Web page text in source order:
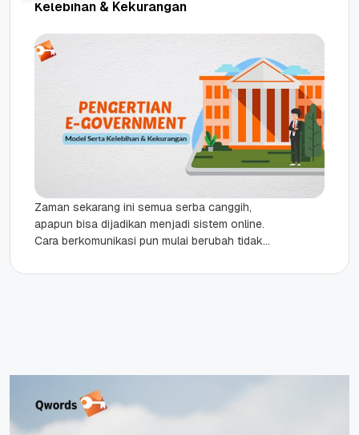
Kelebihan & Kekurangan
Zaman sekarang ini semua serba canggih,
apapun bisa dijadikan menjadi sistem online.
Cara berkomunikasi pun mulai berubah tidak
dengan...